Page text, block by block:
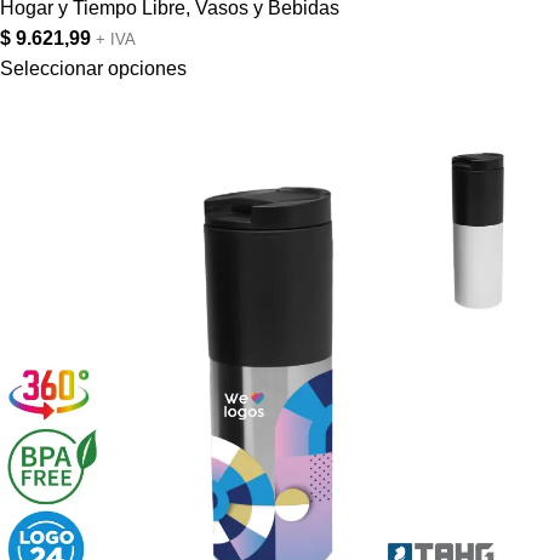
Hogar y Tiempo Libre, Vasos y Bebidas
$ 9.621,99 + IVA
Seleccionar opciones